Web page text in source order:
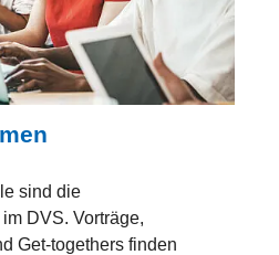
sind die
DVS. Vorträge,
Get-togethers finden